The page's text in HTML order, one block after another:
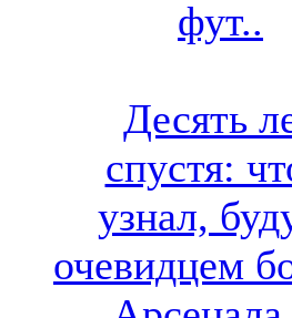
фут..
Десять
спустя:
узнал,
очевидцем